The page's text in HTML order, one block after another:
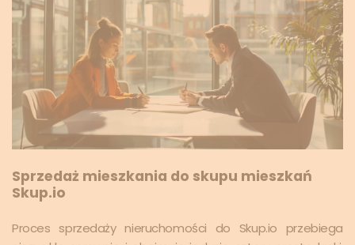
Sprzedaż mieszkania do skupu mieszkań
Skup.io
Proces sprzedaży nieruchomości do Skup.io przebiega